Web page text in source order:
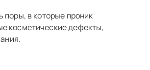
поры, в которые проник
косметические дефекты,